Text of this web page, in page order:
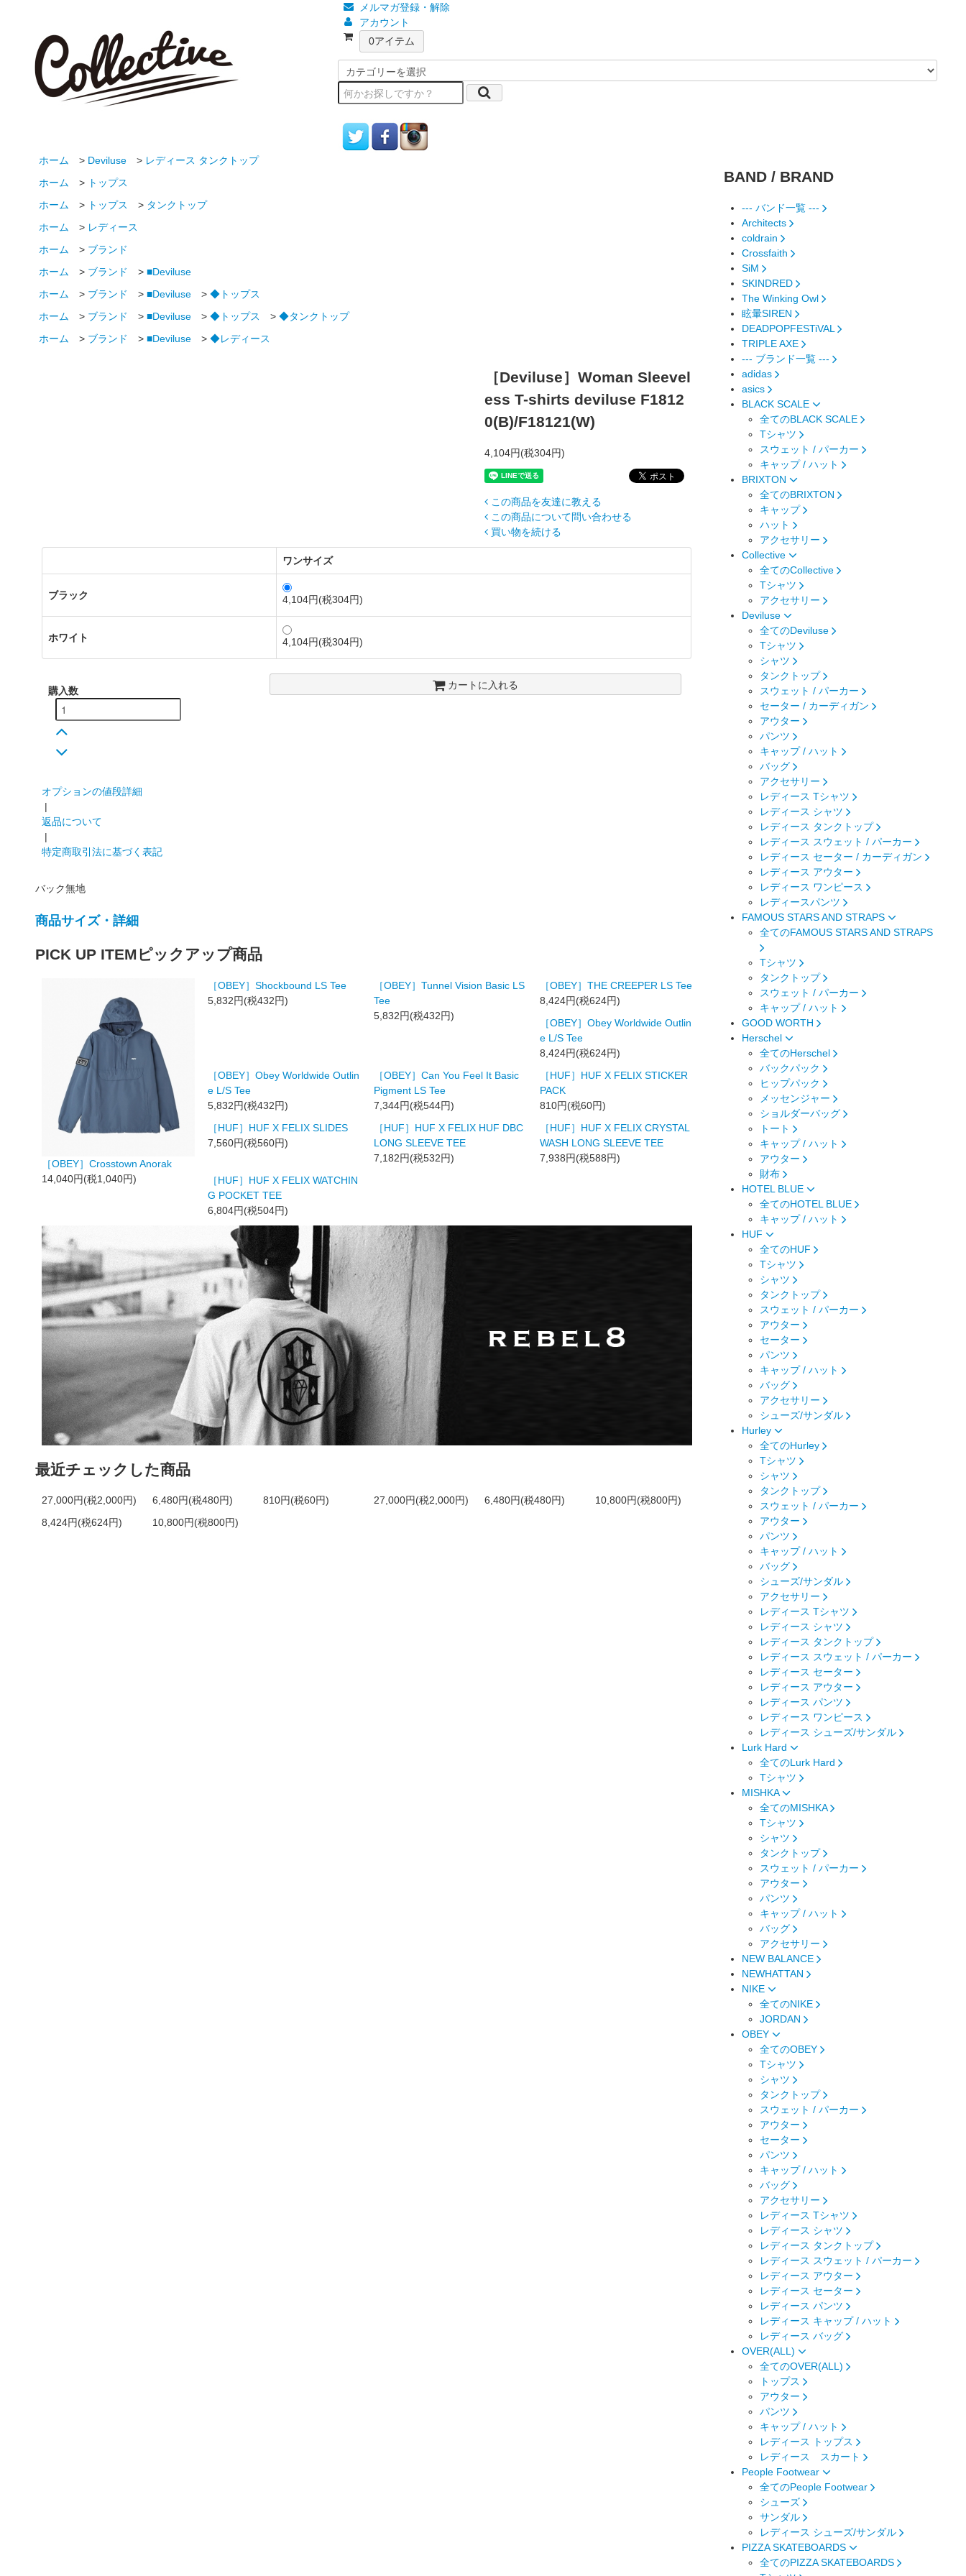
メルマガ登録・解除
アカウント
0アイテム
ホーム > Deviluse > レディース タンクトップ
ホーム
> トップス
ホーム
> トップス > タンクトップ
ホーム
> レディース
ホーム
> ブランド
ホーム
> ブランド >■Deviluse
ホーム
> ブランド >■Deviluse >◆トップス
ホーム
> ブランド >■Deviluse >◆トップス >◆タンクトップ
ホーム
> ブランド >■Deviluse >◆レディース
［Deviluse］Woman Sleevel
ess T-shirts deviluse F1812
0(B)/F18121(W)
4,104円(税304円)
この商品を友達に教える
この商品について問い合わせる
買い物を続ける
ワンサイズ
ブラック 4,104円(税304円)
ホワイト 4,104円(税304円)
購入数 カートに入れる
オプションの値段詳細
|
返品について
|
特定商取引法に基づく表記
バック無地
商品サイズ・詳細
PICK UP ITEM ピックアップ商品
［OBEY］Crosstown Anorak
14,040円(税1,040円)
［OBEY］Shockbound LS Tee
5,832円(税432円)
［OBEY］Tunnel Vision Basic LS
Tee
5,832円(税432円)
［OBEY］THE CREEPER LS Tee
8,424円(税624円)
［OBEY］Obey Worldwide Outlin
e L/S Tee
8,424円(税624円)
［OBEY］Obey Worldwide Outlin
e L/S Tee
5,832円(税432円)
［OBEY］Can You Feel It Basic
Pigment LS Tee
7,344円(税544円)
［HUF］HUF X FELIX STICKER
PACK
810円(税60円)
［HUF］HUF X FELIX SLIDES
7,560円(税560円)
［HUF］HUF X FELIX HUF DBC
LONG SLEEVE TEE
7,182円(税532円)
［HUF］HUF X FELIX CRYSTAL
WASH LONG SLEEVE TEE
7,938円(税588円)
［HUF］HUF X FELIX WATCHIN
G POCKET TEE
6,804円(税504円)
最近チェックした商品
27,000円(税2,000円) 6,480円(税480円) 810円(税60円) 27,000円(税2,000円) 6,480円(税480円)
10,800円(税800円)
8,424円(税624円)
10,800円(税800円)
BAND / BRAND
--- バンド一覧 ---
Architects
coldrain
Crossfaith
SiM
SKINDRED
The Winking Owl
眩暈SIREN
DEADPOPFESTiVAL
TRIPLE AXE
--- ブランド一覧 ---
adidas
asics
BLACK SCALE
全てのBLACK SCALE
Tシャツ
スウェット / パーカー
キャップ / ハット
BRIXTON
全てのBRIXTON
キャップ
ハット
アクセサリー
Collective
全てのCollective
Tシャツ
アクセサリー
Deviluse
全てのDeviluse
Tシャツ
シャツ
タンクトップ
スウェット / パーカー
セーター / カーディガン
アウター
パンツ
キャップ / ハット
バッグ
アクセサリー
レディース Tシャツ
レディース シャツ
レディース タンクトップ
レディース スウェット / パーカー
レディース セーター / カーディガン
レディース アウター
レディース ワンピース
レディースパンツ
FAMOUS STARS AND STRAPS
全てのFAMOUS STARS AND STRAPS
Tシャツ
タンクトップ
スウェット / パーカー
キャップ / ハット
GOOD WORTH
Herschel
全てのHerschel
バックパック
ヒップパック
メッセンジャー
ショルダーバッグ
トート
キャップ / ハット
アウター
財布
HOTEL BLUE
全てのHOTEL BLUE
キャップ / ハット
HUF
全てのHUF
Tシャツ
シャツ
タンクトップ
スウェット / パーカー
アウター
セーター
パンツ
キャップ / ハット
バッグ
アクセサリー
シューズ/サンダル
Hurley
全てのHurley
Tシャツ
シャツ
タンクトップ
スウェット / パーカー
アウター
パンツ
キャップ / ハット
バッグ
シューズ/サンダル
アクセサリー
レディース Tシャツ
レディース シャツ
レディース タンクトップ
レディース スウェット / パーカー
レディース セーター
レディース アウター
レディース パンツ
レディース ワンピース
レディース シューズ/サンダル
Lurk Hard
全てのLurk Hard
Tシャツ
MISHKA
全てのMISHKA
Tシャツ
シャツ
タンクトップ
スウェット / パーカー
アウター
パンツ
キャップ / ハット
バッグ
アクセサリー
NEW BALANCE
NEWHATTAN
NIKE
全てのNIKE
JORDAN
OBEY
全てのOBEY
Tシャツ
シャツ
タンクトップ
スウェット / パーカー
アウター
セーター
パンツ
キャップ / ハット
バッグ
アクセサリー
レディース Tシャツ
レディース シャツ
レディース タンクトップ
レディース スウェット / パーカー
レディース アウター
レディース セーター
レディース パンツ
レディース キャップ / ハット
レディース バッグ
OVER(ALL)
全てのOVER(ALL)
トップス
アウター
パンツ
キャップ / ハット
レディース トップス
レディース スカート
People Footwear
全てのPeople Footwear
シューズ
サンダル
レディース シューズ/サンダル
PIZZA SKATEBOARDS
全てのPIZZA SKATEBOARDS